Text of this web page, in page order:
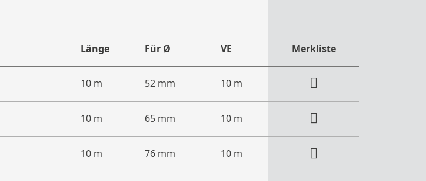
Länge Für Ø VE Merkliste
10 m 52 mm 10 m
10 m 65 mm 10 m
10 m 76 mm 10 m